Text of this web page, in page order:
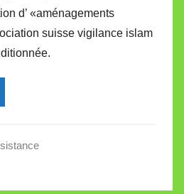
d’ «aménagements
suisse vigilance islam